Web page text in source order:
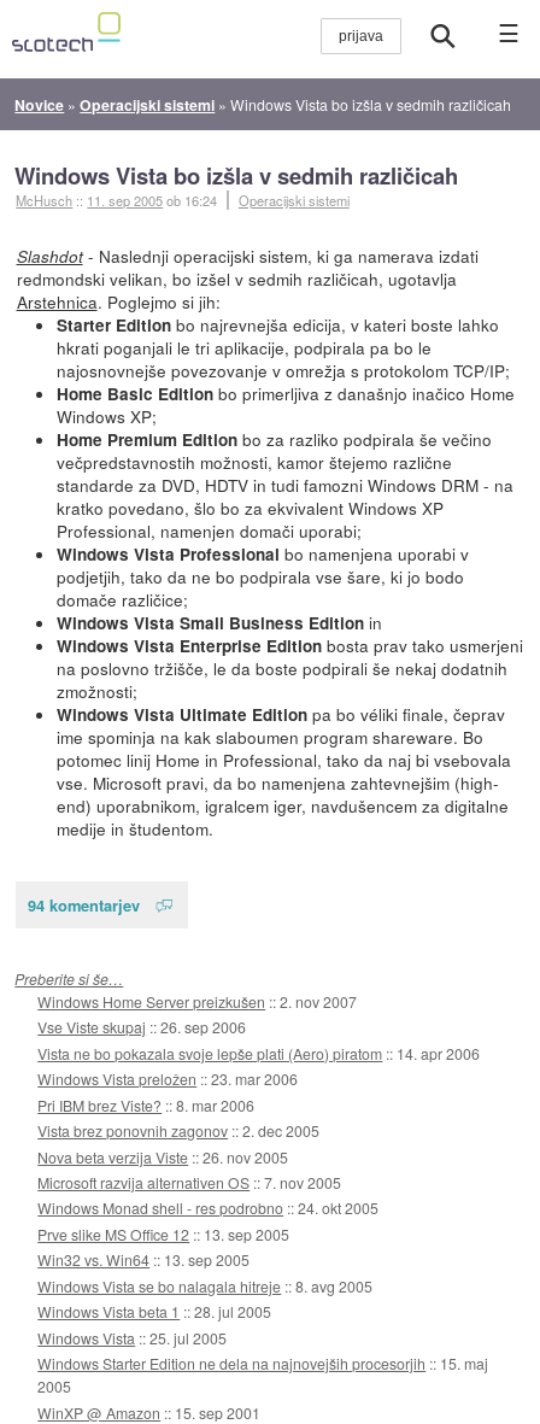
☰
Novice »Operacijski sistemi »Windows Vista bo izšla v sedmih različicah
Windows Vista bo izšla v sedmih različicah
McHusch :: 11. sep 2005ob 16:24 Operacijski sistemi
Slashdot- Naslednji operacijski sistem, ki ga namerava izdati
redmondski velikan, bo izšel v sedmih različicah, ugotavlja
Arstehnica. Poglejmo si jih:
Starter Edition bo najrevnejša edicija, v kateri boste lahko
hkrati poganjali le tri aplikacije, podpirala pa bo le
najosnovnejše povezovanje v omrežja s protokolom TCP/IP;
Home Basic Edition bo primerljiva z današnjo inačico Home
Windows XP;
Home Premium Edition bo za razliko podpirala še večino
večpredstavnostih možnosti, kamor štejemo različne
standarde za DVD, HDTV in tudi famozni Windows DRM - na
kratko povedano, šlo bo za ekvivalent Windows XP
Professional, namenjen domači uporabi;
Windows Vista Professional bo namenjena uporabi v
podjetjih, tako da ne bo podpirala vse šare, ki jo bodo
domače različice;
Windows Vista Small Business Edition in
Windows Vista Enterprise Edition bosta prav tako usmerjeni
na poslovno tržišče, le da boste podpirali še nekaj dodatnih
zmožnosti;
Windows Vista Ultimate Edition pa bo véliki finale, čeprav
ime spominja na kak slaboumen program shareware. Bo
potomec linij Home in Professional, tako da naj bi vsebovala
vse. Microsoft pravi, da bo namenjena zahtevnejšim (high-
end) uporabnikom, igralcem iger, navdušencem za digitalne
medije in študentom.
94 komentarjev
Preberite si še…
Windows Home Server preizkušen ::2. nov 2007
Vse Viste skupaj ::26. sep 2006
Vista ne bo pokazala svoje lepše plati (Aero) piratom :: 14. apr 2006
Windows Vista preložen ::23. mar 2006
Pri IBM brez Viste? ::8. mar 2006
Vista brez ponovnih zagonov ::2. dec 2005
Nova beta verzija Viste ::26. nov 2005
Microsoft razvija alternativen OS ::7. nov 2005
Windows Monad shell - res podrobno ::24. okt 2005
Prve slike MS Office 12 :: 13. sep 2005
Win32 vs. Win64 :: 13. sep 2005
Windows Vista se bo nalagala hitreje ::8. avg 2005
Windows Vista beta 1 ::28. jul 2005
Windows Vista ::25. jul 2005
Windows Starter Edition ne dela na najnovejših procesorjih :: 15. maj
2005
WinXP @ Amazon :: 15. sep 2001